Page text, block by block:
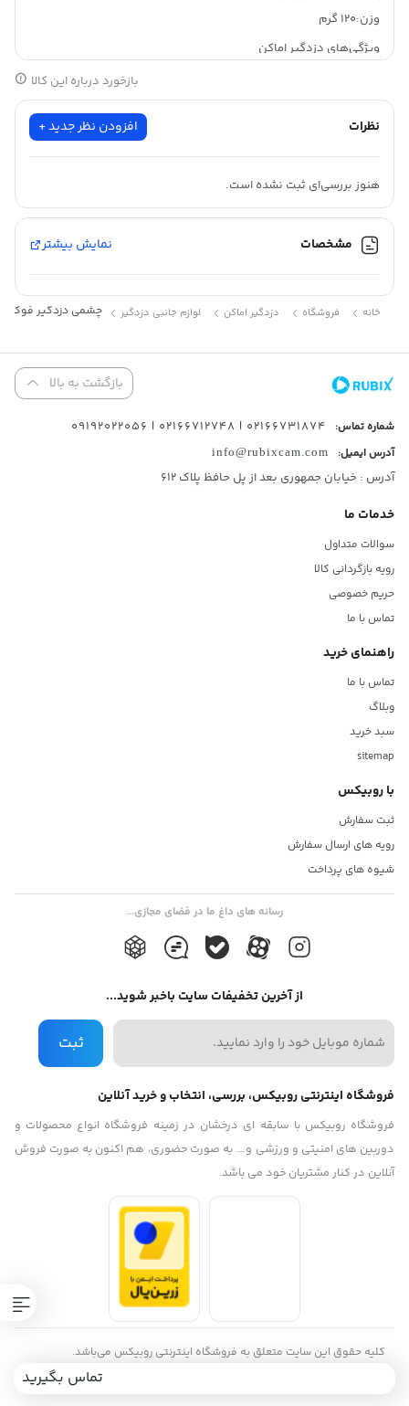
تماس بگیرید
وزن:۱۲۰ گرم
ویژگی‌های دزدگیر اماکن
ست شدن مستقیم Classic Z۴ PRO GIGACODE فرکانس ۴۳۳ مگاهرتز
اقلام همراه:۱ عدد باطری کتابی ۹ ولت
0/5
0/5(0 دیدگاه)
0/5 (0 دیدگاه)
بازخورد درباره این کالا
نظرات افزودن نظر جدید +
هنوز بررسی‌ای ثبت نشده است.
مشخصات نمایش بیشتر
خانه فروشگاه دزدگیر اماکن لوازم جانبی دزدگیر چشمی دزدگیر فوکس
بازگشت به بالا
شماره تماس: 02166731874 | 02166712748 | 09192022056
آدرس ایمیل: info@rubixcam.com
آدرس : خیابان جمهوری بعد از پل حافظ پلاک ۶۱۲
خدمات ما
سوالات متداول
رویه بازگردانی کالا
حریم خصوصی
تماس با ما
راهنمای خرید
تماس با ما
وبلاگ
سبد خرید
sitemap
با روبیکس
ثبت سفارش
رویه های ارسال سفارش
شیوه های پرداخت
رسانه های داغ ما در فضای مجازی...
از آخرین تخفیفات سایت باخبر شوید...
ثبت
فروشگاه اینترنتی روبیکس، بررسی، انتخاب و خرید آنلاین
فروشگاه روبیکس با سابقه ای درخشان در زمینه فروشگاه انواع محصولات و
دوربین های امنیتی و ورزشی و…. به صورت حضوری، هم اکنون به صورت فروش
آنلاین در کنار مشتریان خود می باشد.
کلیه حقوق این سایت متعلق به فروشگاه اینترنتی روبیکس می‌باشد.